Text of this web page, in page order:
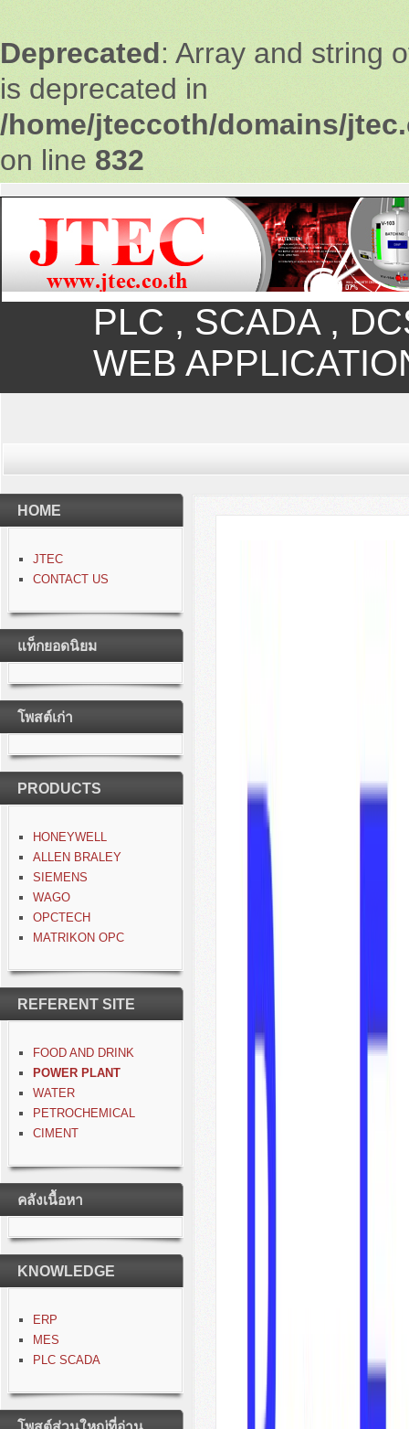
Deprecated: Array and string
is deprecated in
/home/jteccoth/domains/
on line 832
PLC , SCADA ,
WEB
HOME
JTEC
CONTACT US
แท็กยอดนิยม
โพสต์เก่า
PRODUCTS
HONEYWELL
ALLEN BRALEY
SIEMENS
WAGO
OPCTECH
MATRIKON OPC
REFERENT SITE
FOOD AND DRINK
POWER PLANT
WATER
PETROCHEMICAL
CIMENT
คลังเนื้อหา
KNOWLEDGE
ERP
MES
PLC SCADA